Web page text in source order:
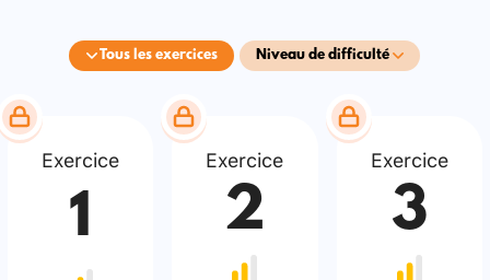
Tous les exercices Niveau de difficulté
Exercice
1
Exercice
2
Exercice
3